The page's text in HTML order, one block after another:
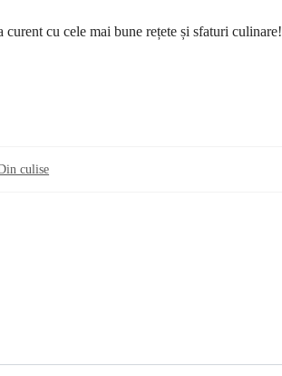
cu cele mai bune rețete și sfaturi culinare!
culise